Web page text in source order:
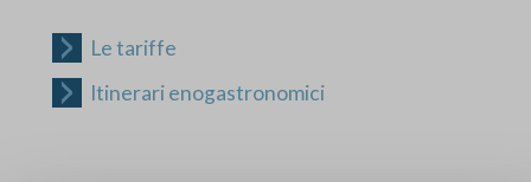
Le tariffe
Itinerari enogastronomici